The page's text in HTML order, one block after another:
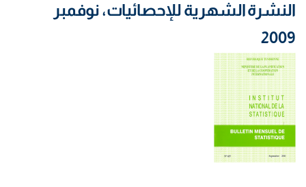
النشرة الشهرية للإحصائيات، نوفمبر
2009